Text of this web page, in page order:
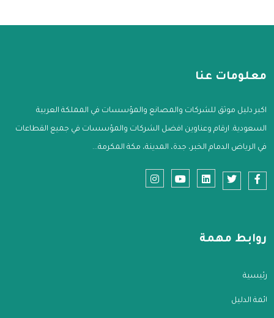
معلومات عنا
اكبر دليل موثق للشركات والمصانع والمؤسسات في المملكة العربية
السعودية. ارقام وعناوين افضل الشركات والمؤسسات في جميع القطاعات
في الرياض الدمام الخبر، جدة، المدينة، مكة المكرمة...
روابط مهمة
الرئيسية
قائمة الدليل